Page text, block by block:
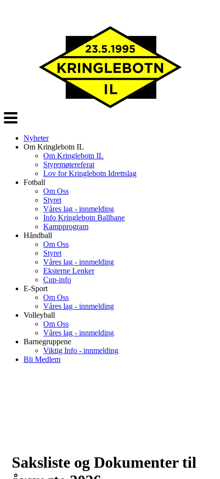
Veksle
navigasjon
Nyheter
Om Kringlebotn IL
Om Kringlebotn IL
Styremøtereferat
Lov for Kringlebotn Idrettslag
Fotball
Om Oss
Styret
Våres lag - innmelding
Info Kringlebotn Ballbane
Kampprogram
Håndball
Om Oss
Styret
Våres lag - innmelding
Eksterne Lenker
Cup-info
E-Sport
Om Oss
Våres lag - innmelding
Volleyball
Om Oss
Våres lag - innmelding
Barnegruppene
Viktig Info - innmelding
Bli Medlem
Saksliste og Dokumenter til